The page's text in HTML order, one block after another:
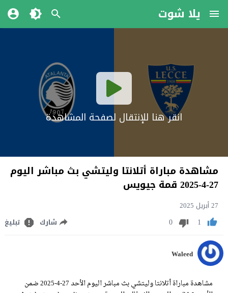
يلا شوت
انقر هنا للإنتقال لصفحة المشاهدة
مشاهدة مباراة أتلانتا وليتشي بث مباشر اليوم
27-4-2025 قمة جيويس
27 أبريل 2025
1
0 شارك تبليغ
Waleed
مشاهدة مباراة أتلانتا وليتشي بث مباشر اليوم الأحد 27-4-2025 ضمن